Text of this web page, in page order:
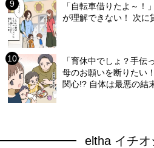
「自転車借りたよ～！
が理解できない！ 次に
「育休中でしょ？手伝
母のお願いを断りたい
関心!? 自体は最悪の結
eltha イチオ